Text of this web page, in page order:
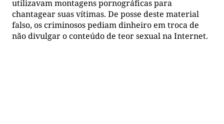
utilizavam montagens pornográficas para
chantagear suas vítimas. De posse deste material
falso, os criminosos pediam dinheiro em troca de
não divulgar o conteúdo de teor sexual na Internet.